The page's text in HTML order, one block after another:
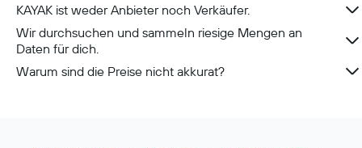
KAYAK ist weder Anbieter noch Verkäufer.
Wir durchsuchen und sammeln riesige Mengen an
Daten für dich.
Warum sind die Preise nicht akkurat?